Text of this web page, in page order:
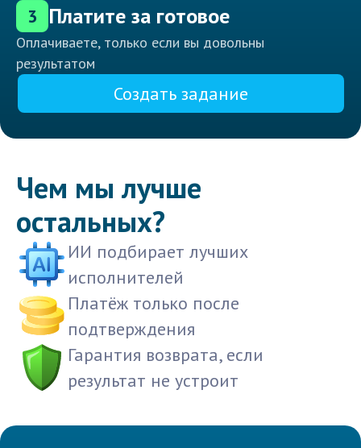
3 Платите за готовое
Оплачиваете, только если вы довольны
результатом
Создать задание
Чем мы лучше
остальных?
ИИ подбирает лучших
исполнителей
Платёж только после
подтверждения
Гарантия возврата, если
результат не устроит